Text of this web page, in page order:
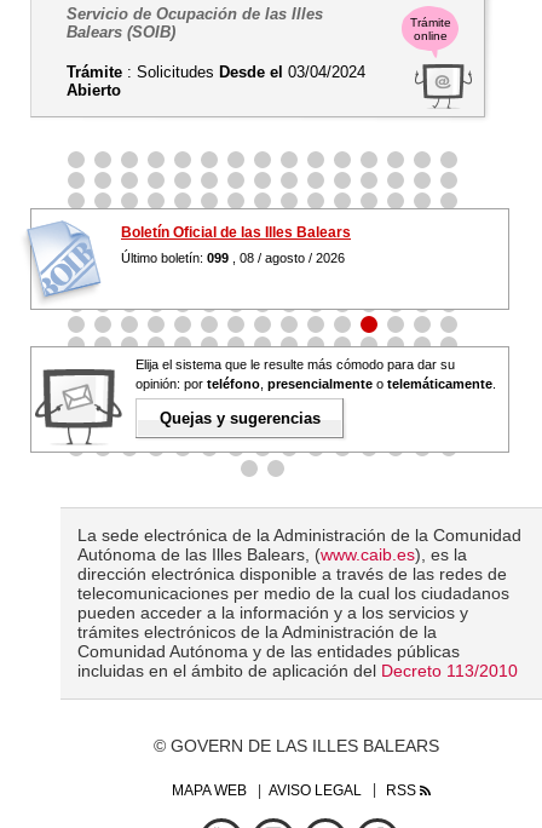
Trámite
online
Servicio de Ocupación de las Illes
Balears (SOIB)
Trámite : Solicitudes Desde el 03/04/2024
Abierto
Boletín Oficial de las Illes Balears
Último boletín: 099 , 08 / agosto / 2026
Elija el sistema que le resulte más cómodo para dar su
opinión: por teléfono presencialmente o telemáticamente
Quejas y sugerencias
La sede electrónica de la Administración de la Comunidad
Autónoma de las Illes Balears, (www.caib.es), es la
dirección electrónica disponible a través de las redes de
telecomunicaciones per medio de la cual los ciudadanos
pueden acceder a la información y a los servicios y
trámites electrónicos de la Administración de la
Comunidad Autónoma y de las entidades públicas
incluidas en el ámbito de aplicación del Decreto 113/2010
© GOVERN DE LAS ILLES BALEARS
MAPA WEB AVISO LEGAL RSS